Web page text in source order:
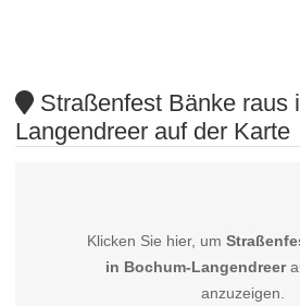
Straßenfest Bänke raus
Langendreer auf der Karte
Klicken Sie hier, um
in Bochum-Langendreer
anzuzeigen.